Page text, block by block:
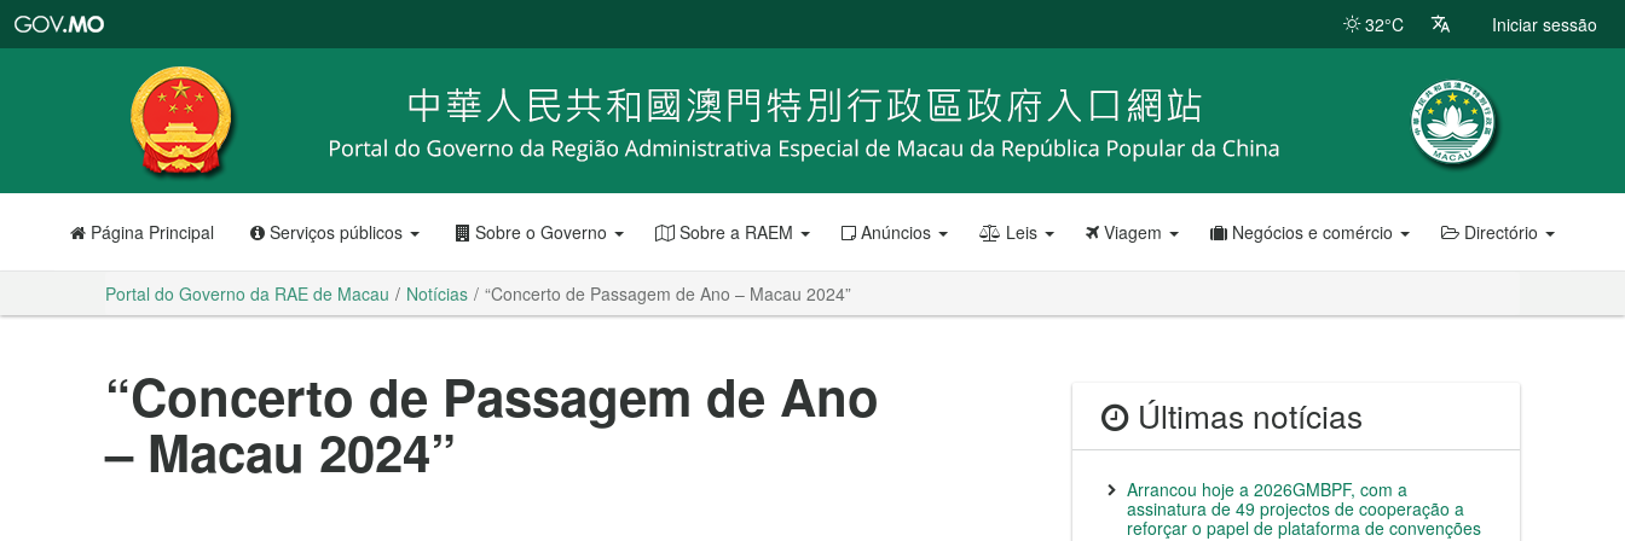
RAE
de
Macau
32°C Iniciar sessão
Página Principal Serviços públicos Sobre o Governo Sobre a RAEM Anúncios Leis Viagem Negócios e comércio Directório
Portal do Governo da RAE de Macau Notícias “Concerto de Passagem de Ano – Macau 2024”
“Concerto de Passagem de Ano
– Macau 2024”
Últimas notícias
Arrancou hoje a 2026GMBPF, com a
assinatura de 49 projectos de cooperação a
reforçar o papel de plataforma de convenções